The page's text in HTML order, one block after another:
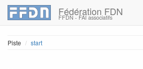
Fédération FDN
FFDN - FAI associatifs
Piste start